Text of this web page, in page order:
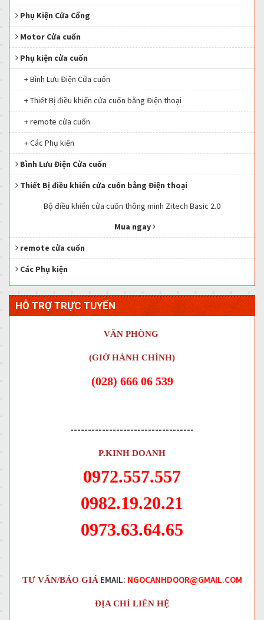
Phụ Kiện Cửa Cổng
Motor Cửa cuốn
Phụ kiện cửa cuốn
+ Bình Lưu Điện Cửa cuốn
+ Thiết Bị điều khiển cửa cuốn bằng Điện thoại
+ remote cửa cuốn
+ Các Phụ kiện
Bình Lưu Điện Cửa cuốn
Thiết Bị điều khiển cửa cuốn bằng Điện thoại
Bộ điều khiển cửa cuốn thông minh Zitech Basic 2.0
Mua ngay
remote cửa cuốn
Các Phụ kiện
HỖ TRỢ TRỰC TUYẾN
VĂN PHÒNG
(GIỜ HÀNH CHÍNH)
(028) 666 06 539
-----------------------------------
P.KINH DOANH
0972.557.557
0982.19.20.21
0973.63.64.65
TƯ VẤN/BÁO GIÁ EMAIL: NGOCANHDOOR@GMAIL.COM
ĐỊA CHỈ LIÊN HỆ